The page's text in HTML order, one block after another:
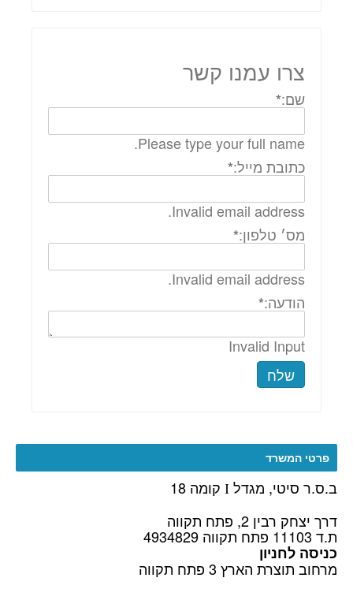
צרו עמנו קשר
שם:*
Please type your full name.
כתובת מייל:*
Invalid email address.
מס׳ טלפון:*
Invalid email address.
הודעה:*
Invalid Input
שלח
פרטי המשרד
ב.ס.ר סיטי, מגדל I קומה 18
דרך יצחק רבין 2, פתח תקווה
ת.ד 11103 פתח תקווה 4934829
כניסה לחניון
מרחוב תוצרת הארץ 3 פתח תקווה